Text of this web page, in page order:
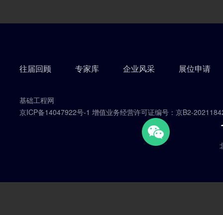
往届回顾 专家库 企业风采 展位申请
基础工程网
京ICP备14047922号-1 增值业务经营许可证编号：京B2-